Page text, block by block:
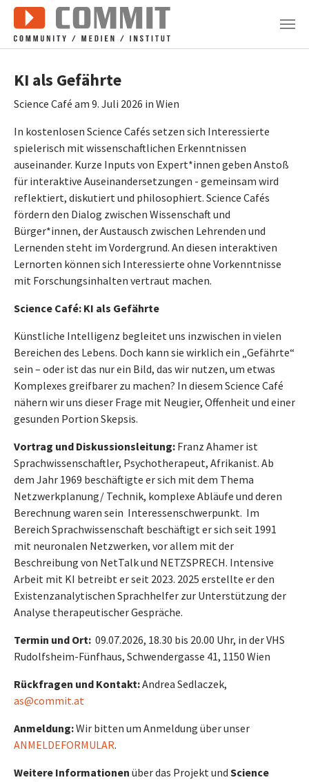
Zum Hauptinhalt springen
KI als Gefährte
Science Café am 9. Juli 2026 in Wien
In kostenlosen Science Cafés setzen sich Interessierte
spielerisch mit wissenschaftlichen Erkenntnissen
auseinander. Kurze Inputs von Expert*innen geben Anstoß
für interaktive Auseinandersetzungen - gemeinsam wird
reflektiert, diskutiert und philosophiert. Science Cafés
fördern den Dialog zwischen Wissenschaft und
Bürger*innen, der Austausch zwischen Lehrenden und
Lernenden steht im Vordergrund. An diesen interaktiven
Lernorten können sich Interessierte ohne Vorkenntnisse
mit Forschungsinhalten vertraut machen.
Science Café: KI als Gefährte
Künstliche Intelligenz begleitet uns inzwischen in vielen
Bereichen des Lebens. Doch kann sie wirklich ein „Gefährte“
sein – oder ist das nur ein Bild, das wir nutzen, um etwas
Komplexes greifbarer zu machen? In diesem Science Café
nähern wir uns dieser Frage mit Neugier, Offenheit und einer
gesunden Portion Skepsis.
Vortrag und Diskussionsleitung: Franz Ahamer ist
Sprachwissenschaftler, Psychotherapeut, Afrikanist. Ab
dem Jahr 1969 beschäftigte er sich mit dem Thema
Netzwerkplanung/ Technik, komplexe Abläufe und deren
Berechnung waren sein Interessenschwerpunkt. Im
Bereich Sprachwissenschaft beschäftigt er sich seit 1991
mit neuronalen Netzwerken, vor allem mit der
Beschreibung von NetTalk und NETZSPRECH. Intensive
Arbeit mit KI betreibt er seit 2023. 2025 erstellte er den
Existenzanalytischen Sprachhelfer zur Unterstützung der
Analyse therapeutischer Gespräche.
Termin und Ort: 09.07.2026, 18.30 bis 20.00 Uhr, in der VHS
Rudolfsheim-Fünfhaus, Schwendergasse 41, 1150 Wien
Rückfragen und Kontakt:Andrea Sedlaczek,
as@commit.at
Anmeldung:Wir bitten um Anmeldung über unser
ANMELDEFORMULAR.
Weitere Informationen über das Projekt und Science